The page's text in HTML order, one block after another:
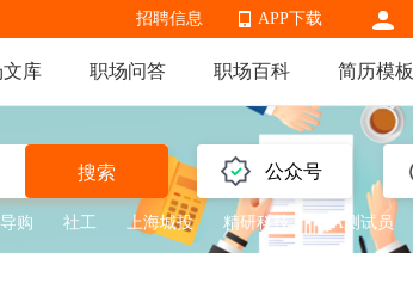
APP下载
APP下载
招聘信息
库 职场问答 职场百科 简历模板
公众号
搜索
购 社工 上海城投 精研科技 QA测试员